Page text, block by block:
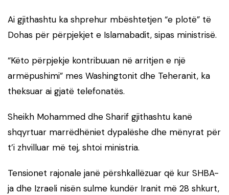
Ai gjithashtu ka shprehur mbështetjen “e plotë” të
Dohas për përpjekjet e Islamabadit, sipas ministrisë.
“Këto përpjekje kontribuuan në arritjen e një
armëpushimi” mes Washingtonit dhe Teheranit, ka
theksuar ai gjatë telefonatës.
Sheikh Mohammed dhe Sharif gjithashtu kanë
shqyrtuar marrëdhëniet dypalëshe dhe mënyrat për
t’i zhvilluar më tej, shtoi ministria.
Tensionet rajonale janë përshkallëzuar që kur SHBA-
ja dhe Izraeli nisën sulme kundër Iranit më 28 shkurt,